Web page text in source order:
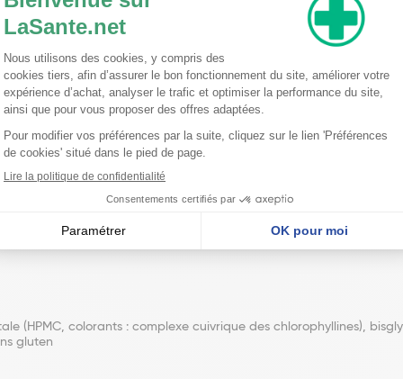
des repas, avec un verre d’eau.
:
(HPMC, colorants : complexe cuivrique des chlorophyllines),
gluten